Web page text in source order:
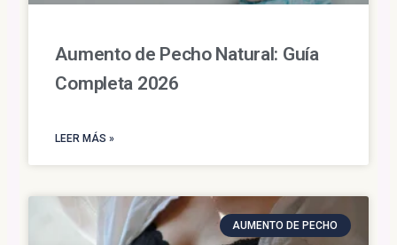
Aumento de Pecho Natural: Guía
Completa 2026
LEER MÁS »
AUMENTO DE PECHO